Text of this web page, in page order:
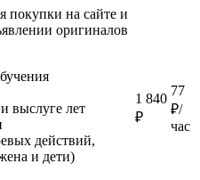
покупки на сайте и
оригиналов
выслуге лет
действий,
и дети)
1 840
₽
77
₽/
час